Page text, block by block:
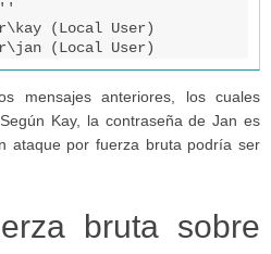
''
(Local User)
(Local User)
mensajes anteriores, los cuales
Kay, la contraseña de Jan es
ataque por fuerza bruta podría ser
bruta sobre